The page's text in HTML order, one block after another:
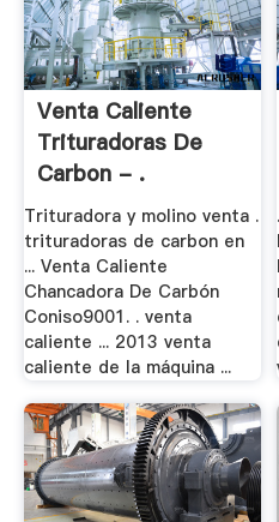
Venta Caliente
Trituradoras De
Carbon - .
Trituradora y molino venta .
trituradoras de carbon en
... Venta Caliente
Chancadora De Carbón
Coniso9001. . venta
caliente ... 2013 venta
caliente de la máquina ...